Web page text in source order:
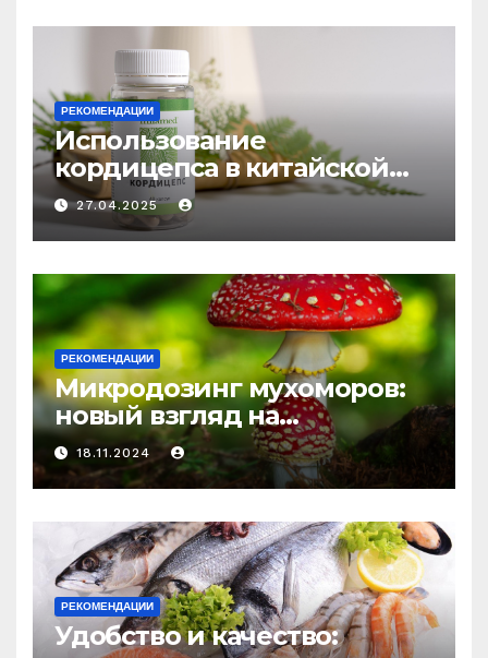
РЕКОМЕНДАЦИИ
Использование
кордицепса в китайской
медицине: природное
средство против усталости
и истощения
27.04.2025
РЕКОМЕНДАЦИИ
Микродозинг мухоморов:
новый взгляд на
психоделику
18.11.2024
РЕКОМЕНДАЦИИ
Удобство и качество: